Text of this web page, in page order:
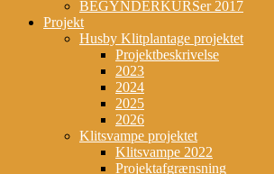
BEGYNDERKURSer 2017
Projekt
Husby Klitplantage projektet
Projektbeskrivelse
2023
2024
2025
2026
Klitsvampe projektet
Klitsvampe 2022
Projektafgrænsning